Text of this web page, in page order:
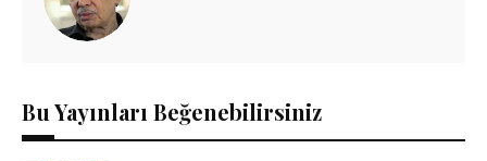
Bu Yayınları Beğenebilirsiniz